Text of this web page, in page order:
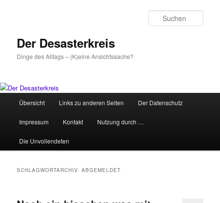
Der Desasterkreis
Dinge des Alltags – (K)eine Ansichtssache?
HauptmenüÜbersicht Links zu anderen Seiten Der Datenschutz
Impressum Kontakt Nutzung durch …
Die Unvollendeten
SCHLAGWORTARCHIV:ABGEMELDET